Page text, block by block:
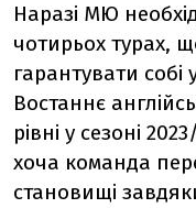
Наразі МЮ
чотирьох турах,
гарантувати собі
Востаннє
рівні у сезоні
хоча команда
становищі